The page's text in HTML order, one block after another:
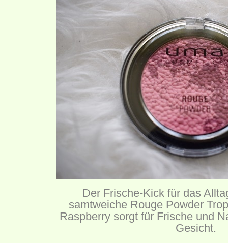
Der Frische-Kick für das
samtweiche Rouge Powder
Raspberry sorgt für Frische und
Gesicht.